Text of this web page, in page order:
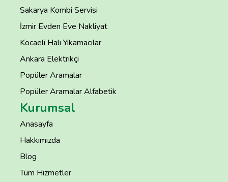
Sakarya Kombi Servisi
İzmir Evden Eve Nakliyat
Kocaeli Halı Yıkamacılar
Ankara Elektrikçi
Popüler Aramalar
Popüler Aramalar Alfabetik
Kurumsal
Anasayfa
Hakkımızda
Blog
Tüm Hizmetler